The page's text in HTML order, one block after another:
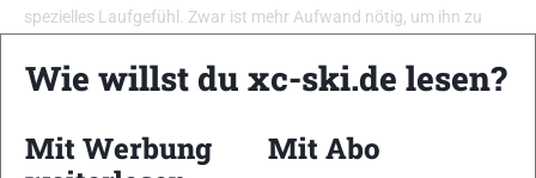
spezielles Laufgefühl. Zwar ist mehr Aufwand nötig, um ihn zu
spiegelt auch die Auswertung seiner Anforderungen an Kraft und
wieder. …
Wie willst du xc-ski.de lesen?
Mit Werbung
Mit Abo